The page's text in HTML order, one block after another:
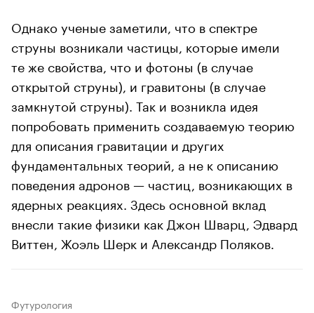
Однако ученые заметили, что в спектре
струны возникали частицы, которые имели
те же свойства, что и фотоны (в случае
открытой струны), и гравитоны (в случае
замкнутой струны). Так и возникла идея
попробовать применить создаваемую теорию
для описания гравитации и других
фундаментальных теорий, а не к описанию
поведения адронов — частиц, возникающих в
ядерных реакциях. Здесь основной вклад
внесли такие физики как Джон Шварц, Эдвард
Виттен, Жоэль Шерк и Александр Поляков.
Футурология